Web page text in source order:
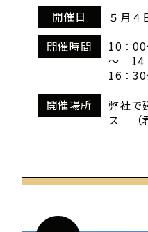
開催日
５月４
開催時間
10：
～ 14
16：30
開催場所
弊社で
ス （